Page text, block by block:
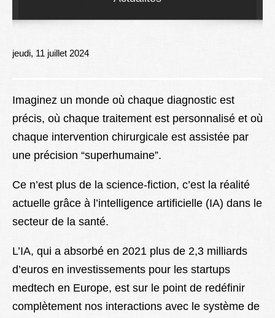
Better Health
jeudi, 11 juillet 2024
Imaginez un monde où chaque diagnostic est
précis, où chaque traitement est personnalisé et où
chaque intervention chirurgicale est assistée par
une précision “superhumaine”.
Ce n’est plus de la science-fiction, c’est la réalité
actuelle grâce à l’intelligence artificielle (IA) dans le
secteur de la santé.
L’IA, qui a absorbé en 2021 plus de 2,3 milliards
d’euros en investissements pour les startups
medtech en Europe, est sur le point de redéfinir
complètement nos interactions avec le système de